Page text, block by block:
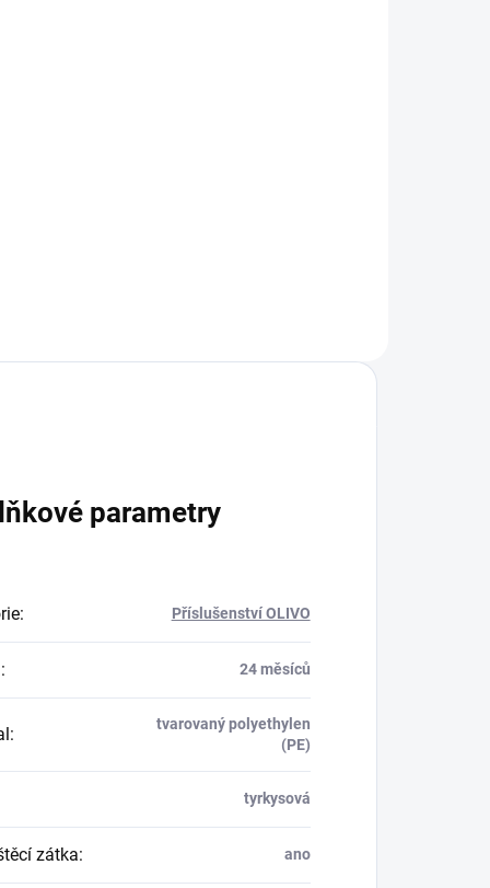
parametry
: Příslušenství OLIVO
: 24 měsíců
:
tvarovaný polyethylen
(PE)
tyrkysová
zátka: ano